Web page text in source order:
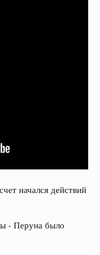
начался действий
- Перуна было